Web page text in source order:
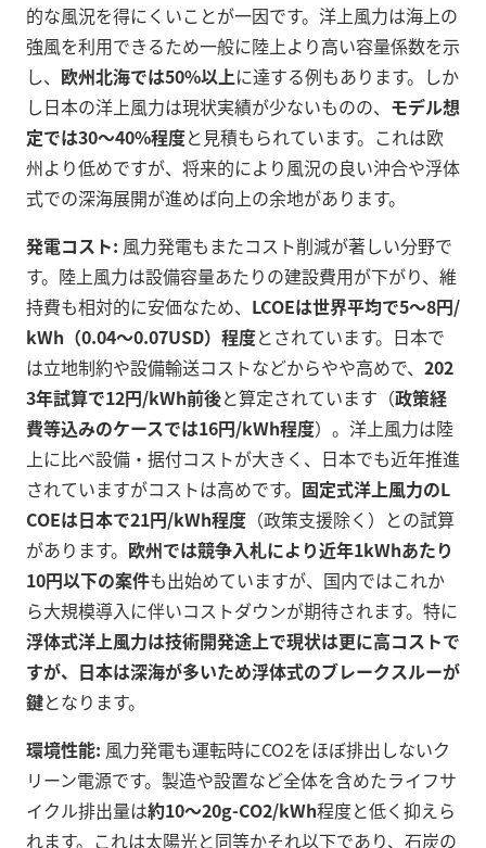
的な風況を得にくいことが一因です。洋上風力は海上の
強風を利用できるため一般に陸上より高い容量係数を示
し、 欧州北海では50%以上に達する例もあります。しか
し日本の洋上風力は現状実績が少ないものの、 モデル想
定では30～40%程度と見積もられています。これは欧
州より低めですが、将来的により風況の良い沖合や浮体
式での深海展開が進めば向上の余地があります。
発電コスト: 風力発電もまたコスト削減が著しい分野で
す。陸上風力は設備容量あたりの建設費用が下がり、維
持費も相対的に安価なため、 LCOEは世界平均で5～8円/
kWh（0.04～0.07USD）程度とされています。日本で
は立地制約や設備輸送コストなどからやや高めで、 202
3年試算で12円/kWh前後と算定されています（政策経
費等込みのケースでは16円/kWh程度）。洋上風力は陸
上に比べ設備・据付コストが大きく、日本でも近年推進
されていますがコストは高めです。 固定式洋上風力のL
COEは日本で21円/kWh程度 （政策支援除く）との試算
があります。 欧州では競争入札により近年1kWhあたり
10円以下の案件も出始めていますが、国内ではこれか
ら大規模導入に伴いコストダウンが期待されます。特に
浮体式洋上風力は技術開発途上で現状は更に高コストで
すが、日本は深海が多いため浮体式のブレークスルーが
鍵となります。
環境性能: 風力発電も運転時にCO2をほぼ排出しないク
リーン電源です。製造や設置など全体を含めたライフサ
イクル排出量は約10～20g-CO2/kWh程度と低く抑えら
れます。これは太陽光と同等かそれ以下であり、石炭の